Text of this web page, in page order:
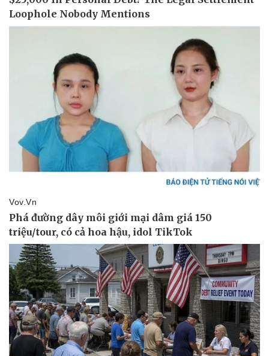
Pháp luật
Tin nóng
Quân sự - Quốc phòng
Vũ khí
Việt Nam
Phân tích